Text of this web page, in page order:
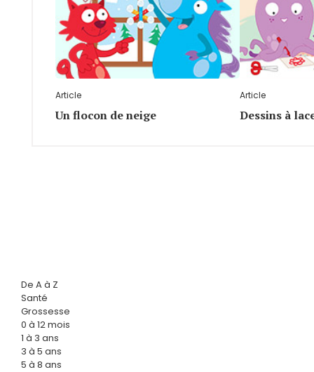
Article
Un flocon de neige
Article
Dessins à
De A à Z
Santé
Grossesse
0 à 12 mois
1 à 3 ans
3 à 5 ans
5 à 8 ans